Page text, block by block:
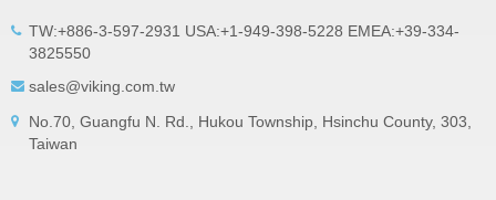
TW:+886-3-597-2931 USA:+1-949-398-5228 EMEA:+39-334-
3825550
sales@viking.com.tw
No.70, Guangfu N. Rd., Hukou Township, Hsinchu County, 303,
Taiwan